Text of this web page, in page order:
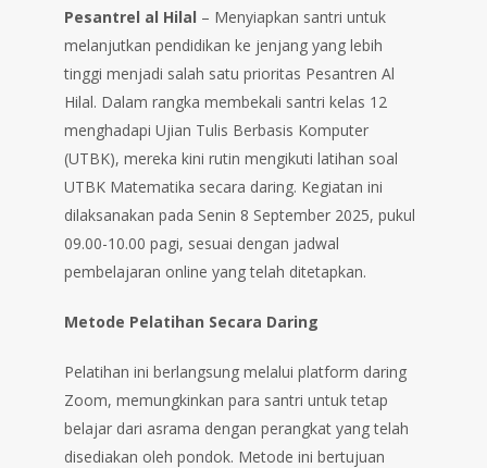
Pesantrel al Hilal – Menyiapkan santri untuk
melanjutkan pendidikan ke jenjang yang lebih
tinggi menjadi salah satu prioritas Pesantren Al
Hilal. Dalam rangka membekali santri kelas 12
menghadapi Ujian Tulis Berbasis Komputer
(UTBK), mereka kini rutin mengikuti latihan soal
UTBK Matematika secara daring. Kegiatan ini
dilaksanakan pada Senin 8 September 2025, pukul
09.00-10.00 pagi, sesuai dengan jadwal
pembelajaran online yang telah ditetapkan.
Metode Pelatihan Secara Daring
Pelatihan ini berlangsung melalui platform daring
Zoom, memungkinkan para santri untuk tetap
belajar dari asrama dengan perangkat yang telah
disediakan oleh pondok. Metode ini bertujuan